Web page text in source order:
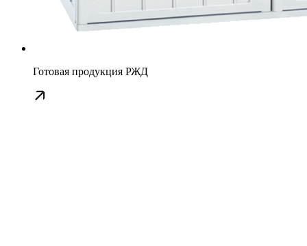
Готовая продукция РЖД